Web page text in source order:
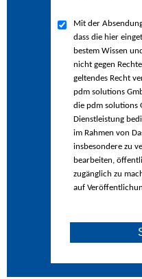
Mit der
dass die hier
bestem Wissen
nicht gegen
geltendes Recht
pdm solutions
die pdm solutions
Dienstleistung
im Rahmen von
insbesondere zu
bearbeiten,
zugänglich zu
auf